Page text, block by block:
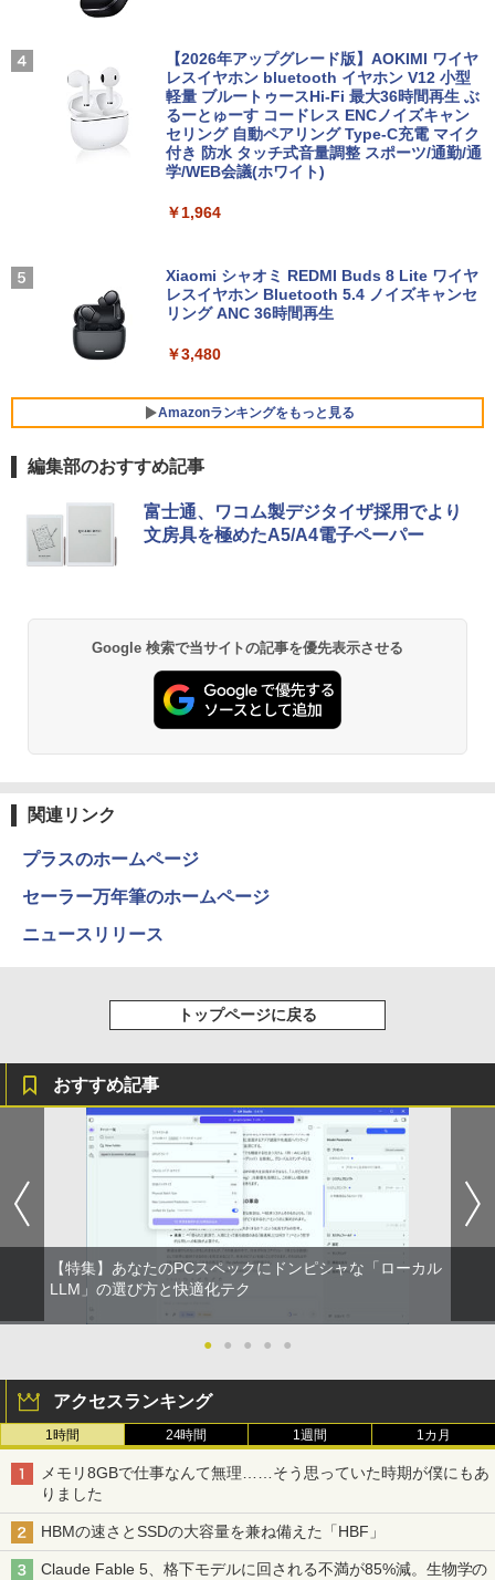
転生したら第七王子だったので、気まま
に魔術を極めます（24） 【電子書籍】[
石沢庸介 ]
￥825
￥5,478
【2026年アップグレード版】AOKIMI ワイヤ
レスイヤホン bluetooth イヤホン V12 小型
軽量 ブルートゥースHi-Fi 最大36時間再生 ぶ
るーとゅーす コードレス ENCノイズキャン
セリング 自動ペアリング Type-C充電 マイク
付き 防水 タッチ式音量調整 スポーツ/通勤/通
学/WEB会議(ホワイト)
￥1,964
Xiaomi シャオミ REDMI Buds 8 Lite ワイヤ
レスイヤホン Bluetooth 5.4 ノイズキャンセ
リング ANC 36時間再生
￥3,480
Amazonランキングをもっと見る
BRUCE WAYNE feat. Flo Milli, ATL Jacob
[Explicit]
BRUCE WAYNE feat. Flo Milli, ATL Jacob
￥250
BUGS LIFE
￥250
【Amazon.co.jp限定】 い・ろ・は・す 2L P
ET ラベルレス ×8本
by Amazon 天然水 ラベルレス 500ml ×24本
ウォーター ペットボトル 静岡県産 500ミリリ
ットル (Smart Basic)
￥1,625
ベルレス 650mlPET×24本
￥2,009
薬屋のひとりごと 17巻 (デジタル版ビッグガ
ンガンコミックス)
異世界居酒屋「のぶ」(22) (角川コミックス・
￥832
スーパーの裏でヤニ吸うふたり 9巻 (デジタル
￥810
編集部のおすすめ記事
富士通、ワコム製デジタイザ採用でより
文房具を極めたA5/A4電子ペーパー
Google 検索で当サイトの記事を優先表示させる
関連リンク
プラスのホームページ
セーラー万年筆のホームページ
ニュースリリース
トップページに戻る
おすすめ記事
【特集】あなたのPCスペックにドンピシャな「ローカル
LLM」の選び方と快適化テク
● ● ● ● ●
アクセスランキング
1時間 24時間 1週間 1カ月
メモリ8GBで仕事なんて無理……そう思っていた時期が僕にもあ
りました
HBMの速さとSSDの大容量を兼ね備えた「HBF」
Claude Fable 5、格下モデルに回される不満が85%減。生物学の